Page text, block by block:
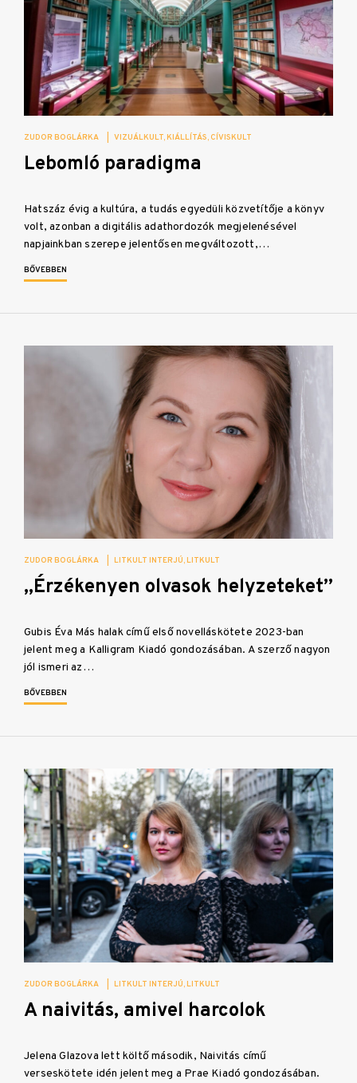
ZUDOR BOGLÁRKA VIZUÁLKULT KIÁLLÍTÁS CÍVISKULT
Lebomló paradigma
Hatszáz évig a kultúra, a tudás egyedüli közvetítője a könyv
volt, azonban a digitális adathordozók megjelenésével
napjainkban szerepe jelentősen megváltozott,…
BŐVEBBEN
ZUDOR BOGLÁRKA LITKULT INTERJÚ LITKULT
„Érzékenyen olvasok helyzeteket”
Gubis Éva Más halak című első novelláskötete 2023-ban
jelent meg a Kalligram Kiadó gondozásában. A szerző nagyon
jól ismeri az…
BŐVEBBEN
ZUDOR BOGLÁRKA LITKULT INTERJÚ LITKULT
A naivitás, amivel harcolok
Jelena Glazova lett költő második, Naivitás című
verseskötete idén jelent meg a Prae Kiadó gondozásában.